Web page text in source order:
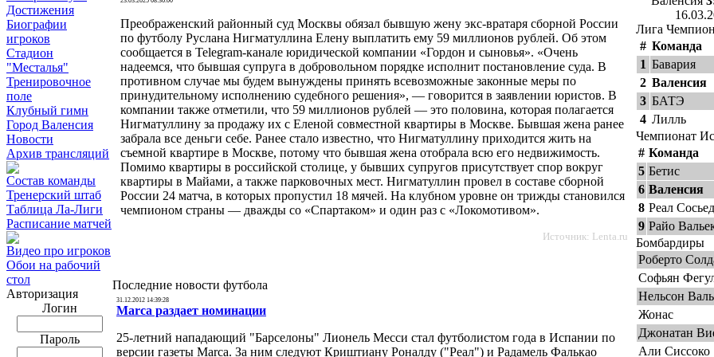
Достижения
Биографии
игроков
Стадион
"Месталья"
Тренировочное
поле
Клубный гимн
Город Валенсия
Новости
Архив трансляций
Состав команды
Тренерский штаб
Таблица Ла-Лиги
Расписание матчей
Видео про игроков
Обои на рабочий
стол
Авторизация
Логин
Пароль
Преображенский районный суд Москвы обязал бывшую жену экс-вратаря сборной России
по футболу Руслана Нигматуллина Елену выплатить ему 59 миллионов рублей. Об этом
сообщается в Telegram-канале юридической компании «Гордон и сыновья». «Очень
надеемся, что бывшая супруга в добровольном порядке исполнит постановление суда. В
противном случае мы будем вынуждены принять всевозможные законные меры по
принудительному исполнению судебного решения», — говорится в заявлении юристов. В
компании также отметили, что 59 миллионов рублей — это половина, которая полагается
Нигматуллину за продажу их с Еленой совместной квартиры в Москве. Бывшая жена ранее
забрала все деньги себе. Ранее стало известно, что Нигматуллину приходится жить на
съемной квартире в Москве, потому что бывшая жена отобрала всю его недвижимость.
Помимо квартиры в российской столице, у бывших супругов присутствует спор вокруг
квартиры в Майами, а также парковочных мест. Нигматуллин провел в составе сборной
России 24 матча, в которых пропустил 18 мячей. На клубном уровне он трижды становился
чемпионом страны — дважды со «Спартаком» и один раз с «Локомотивом».
Источник: Lenta.ru
Последние новости футбола
31.12.2012 14:39:28
Marca раздает номинации
25-летний нападающий "Барселоны" Лионель Месси стал футболистом года в Испании по
версии газеты Marca. За ним следуют Криштиану Роналду ("Реал") и Радамель Фалькао
Лига
# Команда
1 Бавария
2 Валенсия
3 БАТЭ
4 Лилль
Чемпионат
# Команда
5 Бетис
6 Валенсия
8 Реал
9 Райо
Бомбардиры
Роберто
Софьян
Нельсон
Жонас
Джонатан
Али Сиссоко